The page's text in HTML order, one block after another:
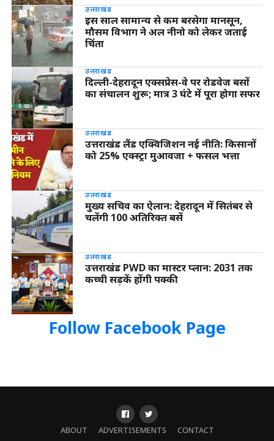
उत्तराखंड
इस साल सामान्य से कम बरसेगा मानसून,
मौसम विभाग ने अल नीनो को लेकर जताई
चिंता
उत्तराखंड
दिल्ली-देहरादून एक्सप्रेस-वे पर रोडवेज बसों
का संचालन शुरू; मात्र 3 घंटे में पूरा होगा सफर
उत्तराखंड
उत्तराखंड लैंड एक्विजिशन नई नीति: किसानों
को 25% एक्स्ट्रा मुआवजा + फसल भत्ता
उत्तराखंड
मुख्य सचिव का ऐलान: देहरादून में सितंबर से
चलेंगी 100 अतिरिक्त बसें
उत्तराखंड
उत्तराखंड PWD का मास्टर प्लान: 2031 तक
कच्ची सड़कें होंगी पक्की
Follow Facebook Page
ABOUT ADVERTISEMENTS CONTACT